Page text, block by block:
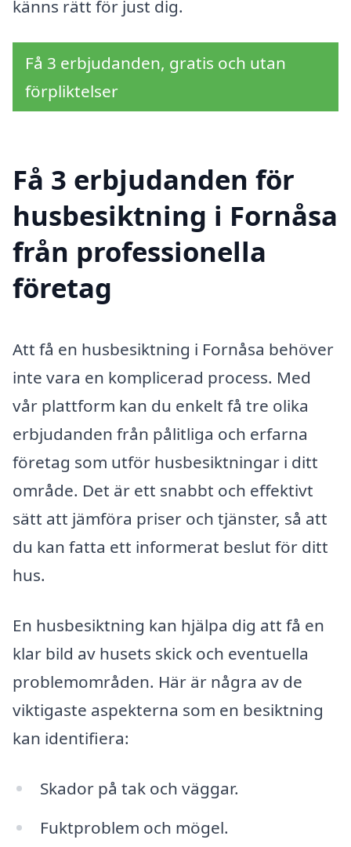
känns rätt för just dig.
Få 3 erbjudanden, gratis och utan
förpliktelser
Få 3 erbjudanden för
husbesiktning i Fornåsa
från professionella
företag
Att få en husbesiktning i Fornåsa behöver
inte vara en komplicerad process. Med
vår plattform kan du enkelt få tre olika
erbjudanden från pålitliga och erfarna
företag som utför husbesiktningar i ditt
område. Det är ett snabbt och effektivt
sätt att jämföra priser och tjänster, så att
du kan fatta ett informerat beslut för ditt
hus.
En husbesiktning kan hjälpa dig att få en
klar bild av husets skick och eventuella
problemområden. Här är några av de
viktigaste aspekterna som en besiktning
kan identifiera:
Skador på tak och väggar.
Fuktproblem och mögel.